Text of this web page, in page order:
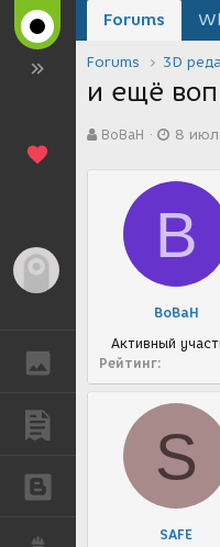
ГАЛЕРЕЯ
ПУБЛИКАЦИИ
БЛОГИ
Forums
Forums 3D
и ещё
в
BoBaH
а
а
о
з
д
и
я
8
B
BoBaH
Активный
Рейтинг
S
SAFE